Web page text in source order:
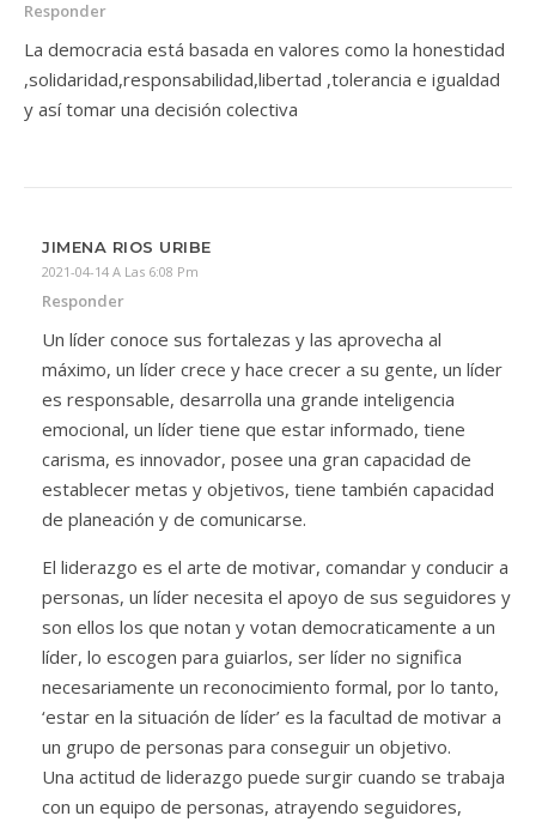
Responder
La democracia está basada en valores como la honestidad
,solidaridad,responsabilidad,libertad ,tolerancia e igualdad
y así tomar una decisión colectiva
JIMENA RIOS URIBE
2021-04-14 A Las 6:08 Pm
Responder
Un líder conoce sus fortalezas y las aprovecha al
máximo, un líder crece y hace crecer a su gente, un líder
es responsable, desarrolla una grande inteligencia
emocional, un líder tiene que estar informado, tiene
carisma, es innovador, posee una gran capacidad de
establecer metas y objetivos, tiene también capacidad
de planeación y de comunicarse.
El liderazgo es el arte de motivar, comandar y conducir a
personas, un líder necesita el apoyo de sus seguidores y
son ellos los que notan y votan democraticamente a un
líder, lo escogen para guiarlos, ser líder no significa
necesariamente un reconocimiento formal, por lo tanto,
‘estar en la situación de líder’ es la facultad de motivar a
un grupo de personas para conseguir un objetivo.
Una actitud de liderazgo puede surgir cuando se trabaja
con un equipo de personas, atrayendo seguidores,